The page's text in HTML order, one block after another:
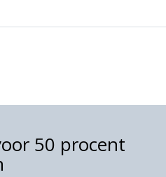
50 procent